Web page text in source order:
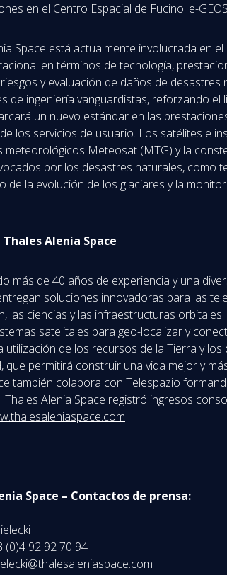
en el Centro Espacial de Fucino. e-
Space está actualmente involucrada en
en términos de tecnología,
y evaluación de daños de
de ingeniería vanguardistas, reforzando
un nuevo estándar en las
los servicios de usuario. Los satélites e
meteorológicos Meteosat (MTG) y la
por los desastres naturales, como
de la evolución de los glaciares y la
Thales Alenia Space
más de 40 años de experiencia y una
soluciones innovadoras para las
las ciencias y las infraestructuras
satelitales para geo-localizar y
utilización de los recursos de la Tierra y
que permitirá construir una vida mejor y
también colabora con Telespazio
Thales Alenia Space registró ingresos
Space – Contactos de prensa:
(0)4 92 92 70 94